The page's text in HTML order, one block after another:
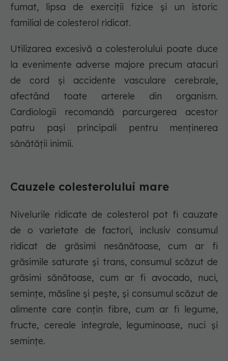
fumat, lipsa de exerciții fizice și un istoric
familial de colesterol ridicat.
Utilizarea excesivă a colesterolului poate duce
la evenimente adverse majore precum atacuri
de cord și accidente vasculare cerebrale,
afectând toate arterele din organism.
Cardiologii recomandă parcurgerea acestor
patru pași principali pentru menținerea
sănătății inimii.
Cauzele colesterolului mare
Nivelurile ridicate de colesterol pot fi cauzate
de o varietate de factori, inclusiv consumul
ridicat de grăsimi nesănătoase, cum ar fi
grăsimile saturate și trans, consumul scăzut de
grăsimi sănătoase, cum ar fi avocado, nuci,
semințe, măsline și pește, și consumul scăzut de
alimente care conțin fibre, cum ar fi legume,
fructe, cereale integrale, leguminoase, nuci și
semințe.